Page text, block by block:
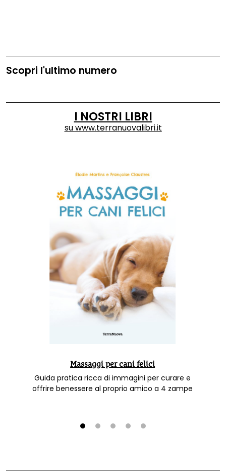
Scopri l'ultimo numero
I NOSTRI LIBRI
suwww.terranuovalibri.it
Massaggi per cani felici
Guida pratica ricca di immagini per curare e
offrire benessere al proprio amico a 4 zampe